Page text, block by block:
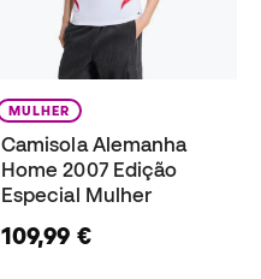
MULHER
Camisola Alemanha
Home 2007 Edição
Especial Mulher
109,99 €